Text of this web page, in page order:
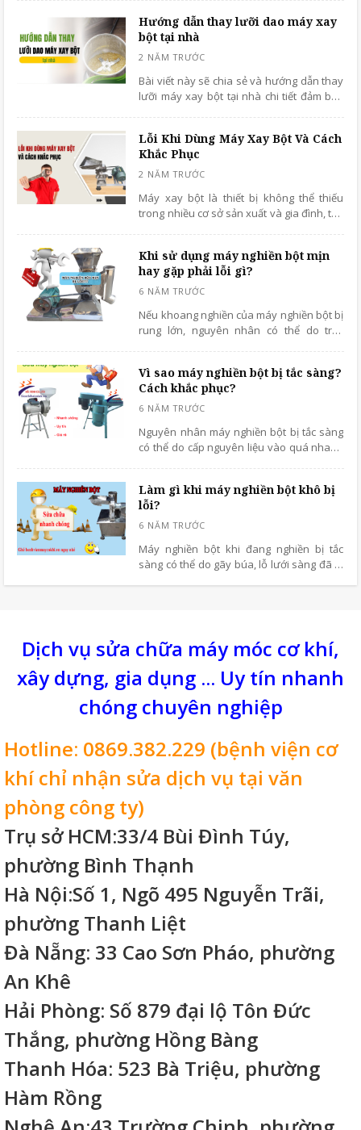
Hướng dẫn thay lưỡi dao máy xay
bột tại nhà
Bài viết này sẽ chia sẻ và hướng dẫn thay
lưỡi máy xay bột tại nhà chi tiết đảm bảo
mới.
Lỗi Khi Dùng Máy Xay Bột Và Cách
Khắc Phục
Máy xay bột là thiết bị không thể thiếu
trong nhiều cơ sở sản xuất và gia đình, tuy
Khi sử dụng máy nghiền bột mịn
hay gặp phải lỗi gì?
Nếu khoang nghiền của máy nghiền bột bị
rung lớn, nguyên nhân có thể do trục
thiết bị và motor, phối hợp lại tổ búa.
Vì sao máy nghiền bột bị tắc sàng?
Cách khắc phục?
Nguyên nhân máy nghiền bột bị tắc sàng
có thể do cấp nguyên liệu vào quá nhanh
chưa
Làm gì khi máy nghiền bột khô bị
lỗi?
Máy nghiền bột khi đang nghiền bị tắc
sàng có thể do gãy búa, lỗ lưới sàng đã bị
Dịch vụ sửa chữa máy móc cơ khí,
xây dựng, gia dụng ... Uy tín nhanh
chóng chuyên nghiệp
Hotline: 0869.382.229 (bệnh viện cơ
khí chỉ nhận sửa dịch vụ tại văn
phòng công ty)
Trụ sở HCM:33/4 Bùi Đình Túy,
phường Bình Thạnh
Hà Nội:Số 1, Ngõ 495 Nguyễn Trãi,
phường Thanh Liệt
Đà Nẵng: 33 Cao Sơn Pháo, phường
An Khê
Hải Phòng: Số 879 đại lộ Tôn Đức
Thắng, phường Hồng Bàng
Thanh Hóa: 523 Bà Triệu, phường
Hàm Rồng